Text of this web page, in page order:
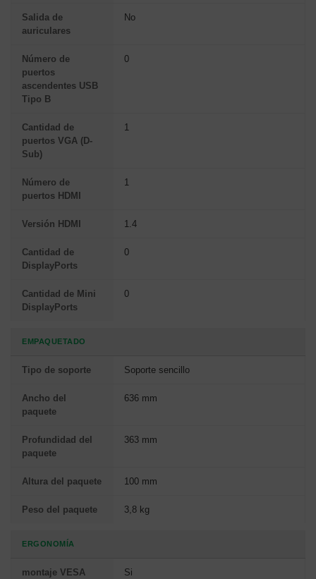
Salida de
auriculares
No
Número de
puertos
ascendentes USB
Tipo B
0
Cantidad de
puertos VGA (D-
Sub)
1
Número de
puertos HDMI
1
Versión HDMI 1.4
Cantidad de
DisplayPorts
0
Cantidad de Mini
DisplayPorts
0
EMPAQUETADO
Tipo de soporte Soporte sencillo
Ancho del
paquete
636 mm
Profundidad del
paquete
363 mm
Altura del paquete 100 mm
Peso del paquete 3,8 kg
ERGONOMÍA
montaje VESA Si